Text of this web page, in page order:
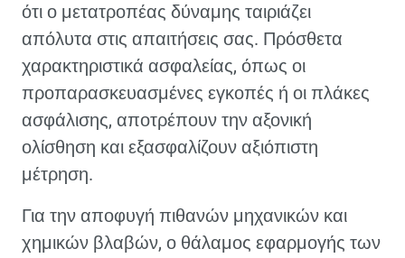
ότι ο μετατροπέας δύναμης ταιριάζει
απόλυτα στις απαιτήσεις σας. Πρόσθετα
χαρακτηριστικά ασφαλείας, όπως οι
προπαρασκευασμένες εγκοπές ή οι πλάκες
ασφάλισης, αποτρέπουν την αξονική
ολίσθηση και εξασφαλίζουν αξιόπιστη
μέτρηση.
Για την αποφυγή πιθανών μηχανικών και
χημικών βλαβών, ο θάλαμος εφαρμογής των